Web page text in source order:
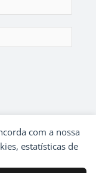
com a nossa
estatísticas de